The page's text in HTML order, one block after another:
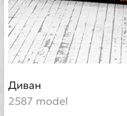
Диван
2587 model